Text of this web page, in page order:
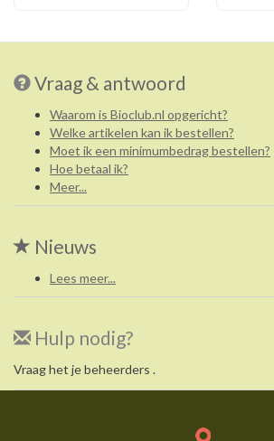
Vraag & antwoord
Waarom is Bioclub.nl opgericht?
Welke artikelen kan ik bestellen?
Moet ik een minimumbedrag bestellen?
Hoe betaal ik?
Meer...
Nieuws
Lees meer...
Hulp nodig?
Vraag het je beheerders .